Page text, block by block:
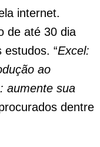
internet.
de até 30 dia
estudos. “Excel:
ao
aumente sua
dentre